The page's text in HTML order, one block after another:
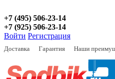
+7 (495) 506-23-14
+7 (925) 506-23-14
Войти Регистрация
Доставка Гарантия Наши